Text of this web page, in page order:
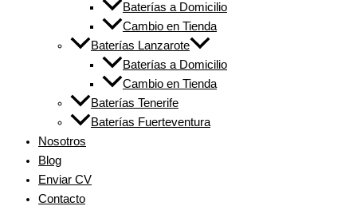
Baterías a Domicilio
Cambio en Tienda
Baterías Lanzarote
Baterías a Domicilio
Cambio en Tienda
Baterías Tenerife
Baterías Fuerteventura
Nosotros
Blog
Enviar CV
Contacto